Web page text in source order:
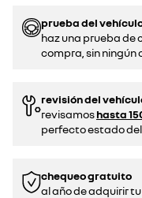
prueba del
haz una prueba de
compra, sin ningún
revisión del
revisamoshasta
perfecto estado
chequeo gratuito
al año de adquirir